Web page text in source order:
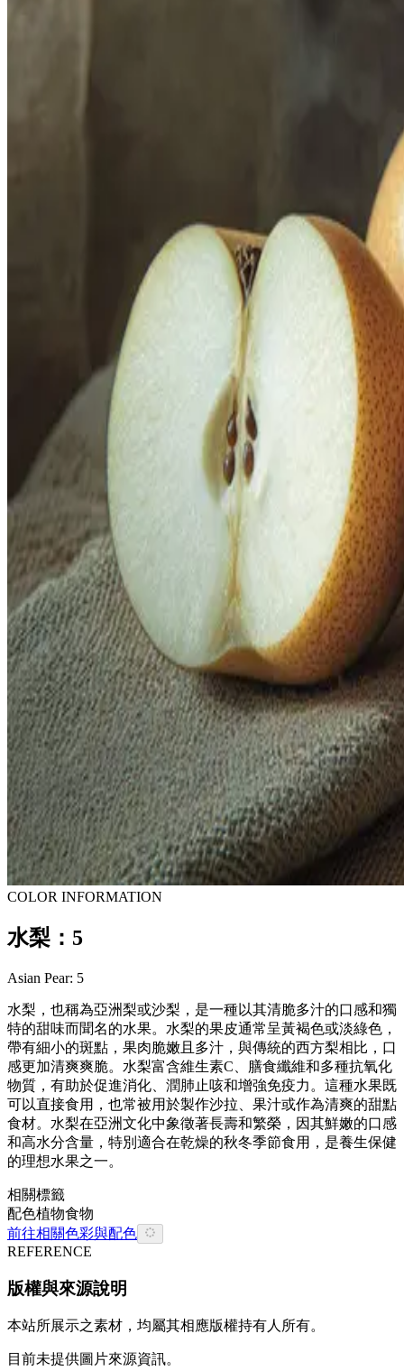
COLOR INFORMATION
水梨：5
Asian Pear: 5
水梨，也稱為亞洲梨或沙梨，是一種以其清脆多汁的口感和獨
特的甜味而聞名的水果。水梨的果皮通常呈黃褐色或淡綠色，
帶有細小的斑點，果肉脆嫩且多汁，與傳統的西方梨相比，口
感更加清爽爽脆。水梨富含維生素C、膳食纖維和多種抗氧化
物質，有助於促進消化、潤肺止咳和增強免疫力。這種水果既
可以直接食用，也常被用於製作沙拉、果汁或作為清爽的甜點
食材。水梨在亞洲文化中象徵著長壽和繁榮，因其鮮嫩的口感
和高水分含量，特別適合在乾燥的秋冬季節食用，是養生保健
的理想水果之一。
相關標籤
配色植物食物
前往相關色彩與配色
REFERENCE
版權與來源說明
本站所展示之素材，均屬其相應版權持有人所有。
目前未提供圖片來源資訊。